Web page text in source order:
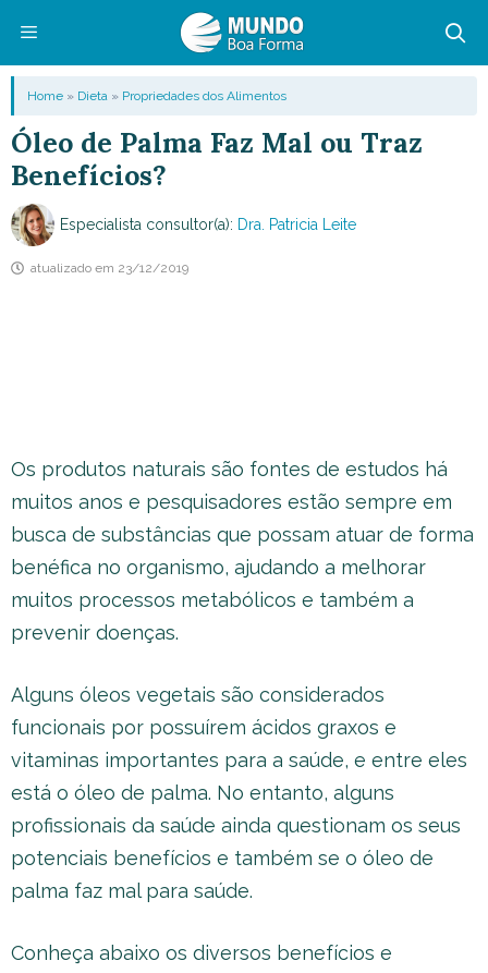
conteúdo
Menu
Home » Dieta » Propriedades dos Alimentos
Óleo de Palma Faz Mal ou Traz
Benefícios?
Especialista consultor(a): Dra. Patricia Leite
atualizado em 23/12/2019
Os produtos naturais são fontes de estudos há
muitos anos e pesquisadores estão sempre em
busca de substâncias que possam atuar de forma
benéfica no organismo, ajudando a melhorar
muitos processos metabólicos e também a
prevenir doenças.
Alguns óleos vegetais são considerados
funcionais por possuírem ácidos graxos e
vitaminas importantes para a saúde, e entre eles
está o óleo de palma. No entanto, alguns
profissionais da saúde ainda questionam os seus
potenciais benefícios e também se o óleo de
palma faz mal para saúde.
Conheça abaixo os diversos benefícios e